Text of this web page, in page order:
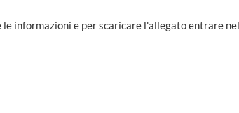
informazioni e per scaricare l'allegato entrare